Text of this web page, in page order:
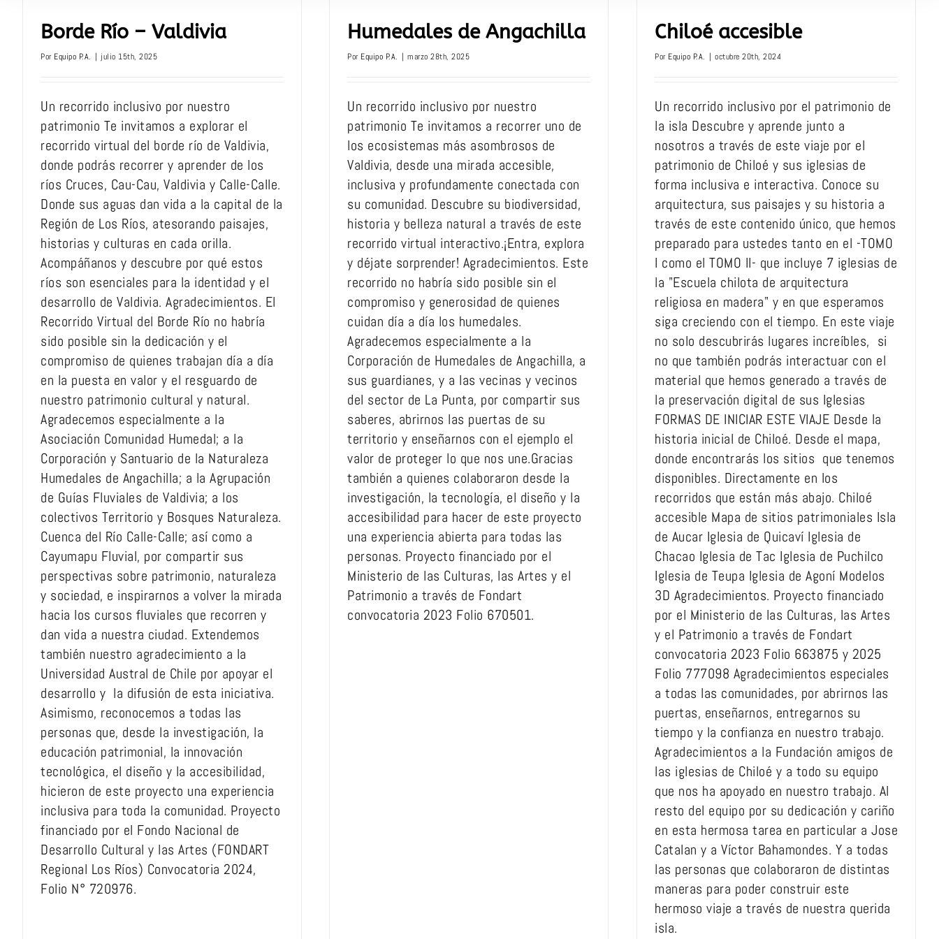
Borde Río – Valdivia
Por Equipo P.A. | julio 15th, 2025
Un recorrido inclusivo por nuestro
patrimonio Te invitamos a explorar el
recorrido virtual del borde río de Valdivia,
donde podrás recorrer y aprender de los
ríos Cruces, Cau-Cau, Valdivia y Calle-Calle.
Donde sus aguas dan vida a la capital de la
Región de Los Ríos, atesorando paisajes,
historias y culturas en cada orilla.
Acompáñanos y descubre por qué estos
ríos son esenciales para la identidad y el
desarrollo de Valdivia. Agradecimientos. El
Recorrido Virtual del Borde Río no habría
sido posible sin la dedicación y el
compromiso de quienes trabajan día a día
en la puesta en valor y el resguardo de
nuestro patrimonio cultural y natural.
Agradecemos especialmente a la
Asociación Comunidad Humedal; a la
Corporación y Santuario de la Naturaleza
Humedales de Angachilla; a la Agrupación
de Guías Fluviales de Valdivia; a los
colectivos Territorio y Bosques Naturaleza.
Cuenca del Río Calle-Calle; así como a
Cayumapu Fluvial, por compartir sus
perspectivas sobre patrimonio, naturaleza
y sociedad, e inspirarnos a volver la mirada
hacia los cursos fluviales que recorren y
dan vida a nuestra ciudad. Extendemos
también nuestro agradecimiento a la
Universidad Austral de Chile por apoyar el
desarrollo y la difusión de esta iniciativa.
Asimismo, reconocemos a todas las
personas que, desde la investigación, la
educación patrimonial, la innovación
tecnológica, el diseño y la accesibilidad,
hicieron de este proyecto una experiencia
inclusiva para toda la comunidad. Proyecto
financiado por el Fondo Nacional de
Desarrollo Cultural y las Artes (FONDART
Regional Los Ríos) Convocatoria 2024,
Folio N° 720976.
Humedales de Angachilla
Por Equipo P.A. | marzo 28th, 2025
Un recorrido inclusivo por nuestro
patrimonio Te invitamos a recorrer uno de
los ecosistemas más asombrosos de
Valdivia, desde una mirada accesible,
inclusiva y profundamente conectada con
su comunidad. Descubre su biodiversidad,
historia y belleza natural a través de este
recorrido virtual interactivo.¡Entra, explora
y déjate sorprender! Agradecimientos. Este
recorrido no habría sido posible sin el
compromiso y generosidad de quienes
cuidan día a día los humedales.
Agradecemos especialmente a la
Corporación de Humedales de Angachilla, a
sus guardianes, y a las vecinas y vecinos
del sector de La Punta, por compartir sus
saberes, abrirnos las puertas de su
territorio y enseñarnos con el ejemplo el
valor de proteger lo que nos une.Gracias
también a quienes colaboraron desde la
investigación, la tecnología, el diseño y la
accesibilidad para hacer de este proyecto
una experiencia abierta para todas las
personas. Proyecto financiado por el
Ministerio de las Culturas, las Artes y el
Patrimonio a través de Fondart
convocatoria 2023 Folio 670501.
Chiloé accesible
Por Equipo P.A. | octubre 20th, 2024
Un recorrido inclusivo por el patrimonio de
la isla Descubre y aprende junto a
nosotros a través de este viaje por el
patrimonio de Chiloé y sus iglesias de
forma inclusiva e interactiva. Conoce su
arquitectura, sus paisajes y su historia a
través de este contenido único, que hemos
preparado para ustedes tanto en el -TOMO
I como el TOMO II- que incluye 7 iglesias de
la "Escuela chilota de arquitectura
religiosa en madera" y en que esperamos
siga creciendo con el tiempo. En este viaje
no solo descubrirás lugares increíbles, si
no que también podrás interactuar con el
material que hemos generado a través de
la preservación digital de sus Iglesias
FORMAS DE INICIAR ESTE VIAJE Desde la
historia inicial de Chiloé. Desde el mapa,
donde encontrarás los sitios que tenemos
disponibles. Directamente en los
recorridos que están más abajo. Chiloé
accesible Mapa de sitios patrimoniales Isla
de Aucar Iglesia de Quicaví Iglesia de
Chacao Iglesia de Tac Iglesia de Puchilco
Iglesia de Teupa Iglesia de Agoní Modelos
3D Agradecimientos. Proyecto financiado
por el Ministerio de las Culturas, las Artes
y el Patrimonio a través de Fondart
convocatoria 2023 Folio 663875 y 2025
Folio 777098 Agradecimientos especiales
a todas las comunidades, por abrirnos las
puertas, enseñarnos, entregarnos su
tiempo y la confianza en nuestro trabajo.
Agradecimientos a la Fundación amigos de
las iglesias de Chiloé y a todo su equipo
que nos ha apoyado en nuestro trabajo. Al
resto del equipo por su dedicación y cariño
en esta hermosa tarea en particular a Jose
Catalan y a Víctor Bahamondes. Y a todas
las personas que colaboraron de distintas
maneras para poder construir este
hermoso viaje a través de nuestra querida
isla.